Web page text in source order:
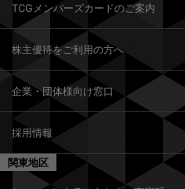
TCGメンバーズカードのご案内
株主優待をご利用の方へ
企業・団体様向け窓口
採用情報
関東地区